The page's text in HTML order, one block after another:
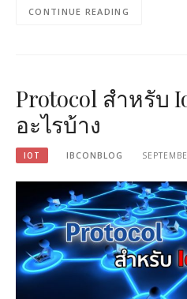
CONTINUE READING
Protocol สำหรับ
อะไรบ้าง
IOT IBCONBLOG